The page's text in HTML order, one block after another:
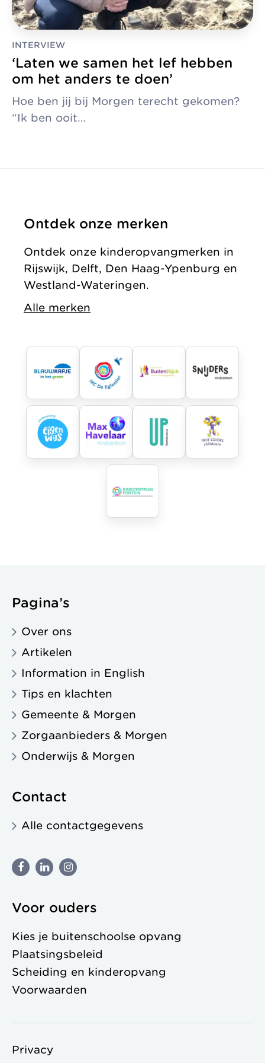
INTERVIEW
‘Laten we samen het lef hebben
om het anders te doen’
Hoe ben jij bij Morgen terecht gekomen?
“Ik ben ooit…
Ontdek onze merken
Ontdek onze kinderopvangmerken in
Rijswijk, Delft, Den Haag-Ypenburg en
Westland-Wateringen.
Alle merken
Pagina’s
Over ons
Artikelen
Information in English
Tips en klachten
Gemeente & Morgen
Zorgaanbieders & Morgen
Onderwijs & Morgen
Contact
Alle contactgegevens
Voor ouders
Kies je buitenschoolse opvang
Plaatsingsbeleid
Scheiding en kinderopvang
Voorwaarden
Privacy